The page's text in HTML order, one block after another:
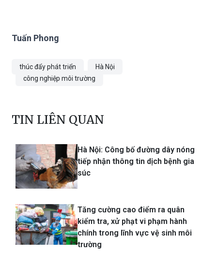
Tuấn Phong
thúc đẩy phát triển
Hà Nội
công nghiệp môi trường
TIN LIÊN QUAN
Hà Nội: Công bố đường dây nóng
tiếp nhận thông tin dịch bệnh gia
súc
Tăng cường cao điểm ra quân
kiểm tra, xử phạt vi phạm hành
chính trong lĩnh vực vệ sinh môi
trường